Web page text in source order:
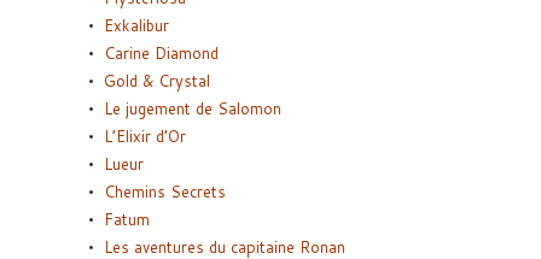
Exkalibur
Carine Diamond
Gold & Crystal
Le jugement de Salomon
L’Elixir d’Or
Lueur
Chemins Secrets
Fatum
Les aventures du capitaine Ronan